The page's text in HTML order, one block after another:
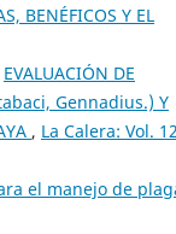
BENÉFICOS Y EL
EVALUACIÓN DE
tabaci, Gennadius.) Y
, La Calera: Vol. 12
el manejo de